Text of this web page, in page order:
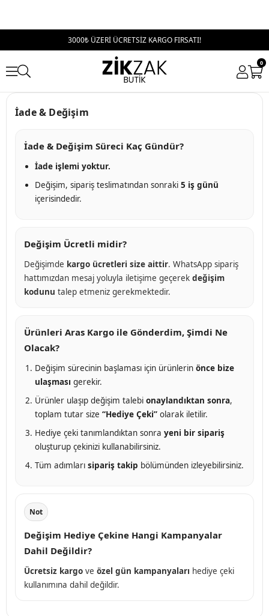
3000₺ ÜZERİ ÜCRETSİZ KARGO FIRSATI!
0
İade & Değişim
İade & Değişim Süreci Kaç Gündür?
İade işlemi yoktur.
Değişim, sipariş teslimatından sonraki 5 iş günü
içerisindedir.
Değişim Ücretli midir?
Değişimde kargo ücretleri size aittir. WhatsApp sipariş
hattımızdan mesaj yoluyla iletişime geçerek değişim
kodunu talep etmeniz gerekmektedir.
Ürünleri Aras Kargo ile Gönderdim, Şimdi Ne
Olacak?
Değişim sürecinin başlaması için ürünlerin önce bize
ulaşması gerekir.
Ürünler ulaşıp değişim talebi onaylandıktan sonra,
toplam tutar size “Hediye Çeki” olarak iletilir.
Hediye çeki tanımlandıktan sonra yeni bir sipariş
oluşturup çekinizi kullanabilirsiniz.
Tüm adımları sipariş takip bölümünden izleyebilirsiniz.
Değişim Hediye Çekine Hangi Kampanyalar
Dahil Değildir?
Ücretsiz kargo ve özel gün kampanyaları hediye çeki
kullanımına dahil değildir.